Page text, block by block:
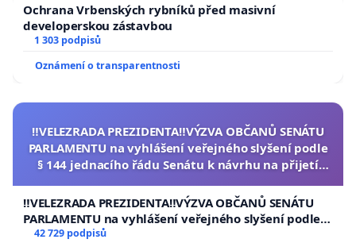
Ochrana Vrbenských rybníků před masivní
developerskou zástavbou
1 303 podpisů
Oznámení o transparentnosti
‼️VELEZRADA PREZIDENTA‼️VÝZVA OBČANŮ SENÁTU
PARLAMENTU na vyhlášení veřejného slyšení podle
§ 144 jednacího řádu Senátu k návrhu na přijetí
republiky
‼️VELEZRADA PREZIDENTA‼️VÝZVA OBČANŮ SENÁTU
PARLAMENTU na vyhlášení veřejného slyšení podle §
144 jednacího řádu Senátu k návrhu na přijetí
42 729 podpisů